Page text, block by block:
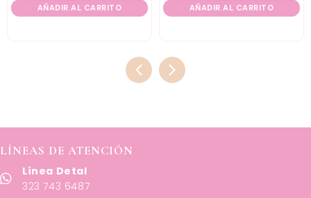
AÑADIR AL CARRITO AÑADIR AL CARRITO
LÍNEAS DE ATENCIÓN
Línea Detal
323 743 6487